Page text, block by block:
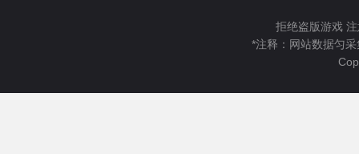
拒绝盗版游戏
*注释：网站数据匀